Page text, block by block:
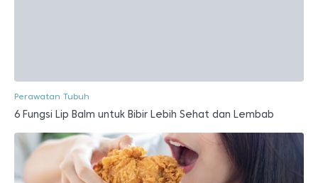
Perawatan Tubuh
6 Fungsi Lip Balm untuk Bibir Lebih Sehat dan Lembab